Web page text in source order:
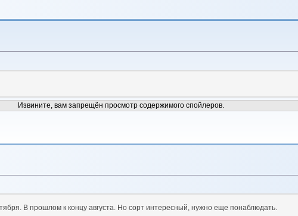
Извините, вам запрещён просмотр содержимого спойлеров.
В прошлом к концу августа. Но сорт интересный, нужно еще понаблюдать.